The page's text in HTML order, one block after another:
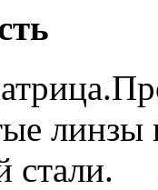
линзы
стали.